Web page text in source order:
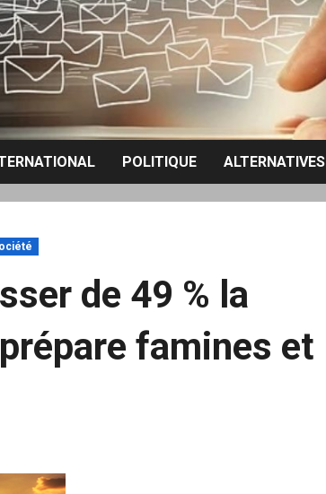
POLITIQUE ALTERNATIVES
de 49 % la
famines et